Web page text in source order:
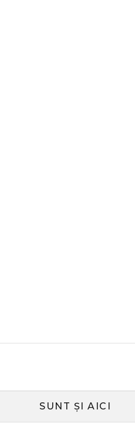
SUNT ȘI AICI